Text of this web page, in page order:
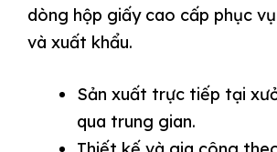
dòng hộp giấy cao cấp phục
và xuất khẩu.
Sản xuất trực tiếp tại
qua trung gian.